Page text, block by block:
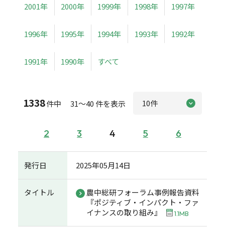
2001年 2000年 1999年 1998年 1997年
1996年 1995年 1994年 1993年 1992年
1991年 1990年 すべて
1338件中 31～40 件を表示
2 3 4 5 6
発行日 2025年05月14日
タイトル
農中総研フォーラム事例報告資料
『ポジティブ・インパクト・ファ
イナンスの取り組み』
1.1MB